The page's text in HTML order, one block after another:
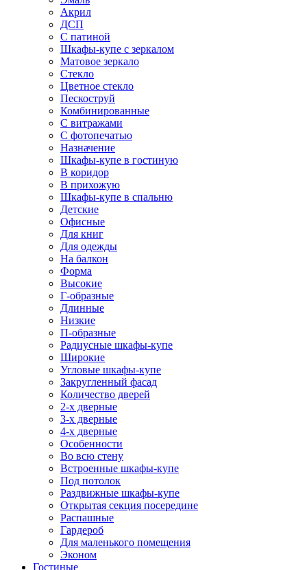
Акрил
ДСП
С патиной
Шкафы-купе с зеркалом
Матовое зеркало
Стекло
Цветное стекло
Пескоструй
Комбинированные
С витражами
С фотопечатью
Назначение
Шкафы-купе в гостиную
В коридор
В прихожую
Шкафы-купе в спальню
Детские
Офисные
Для книг
Для одежды
На балкон
Форма
Высокие
Г-образные
Длинные
Низкие
П-образные
Радиусные шкафы-купе
Широкие
Угловые шкафы-купе
Закругленный фасад
Количество дверей
2-х дверные
3-х дверные
4-х дверные
Особенности
Во всю стену
Встроенные шкафы-купе
Под потолок
Раздвижные шкафы-купе
Открытая секция посередине
Распашные
Гардероб
Для маленького помещения
Эконом
Гостиные